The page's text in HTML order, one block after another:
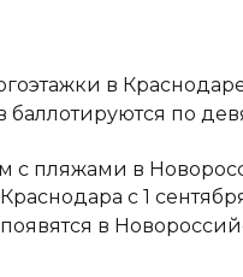
в Краснодаре
по
с пляжами в
с 1
в